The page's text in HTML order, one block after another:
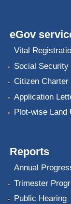
eGov
Vital
Social Security
Citizen Charter
Application
Plot-wise Land
Reports
Annual
Trimester
Public Hearing